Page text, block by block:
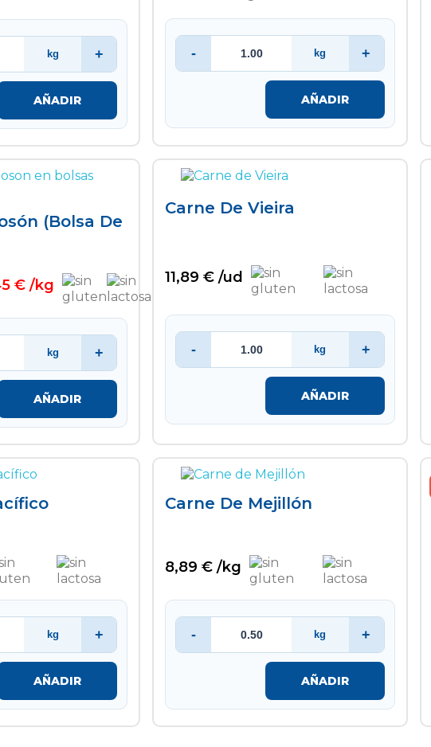
kg +
AÑADIR
- kg +
AÑADIR
(bolsa De
€ /kg
kg +
AÑADIR
Carne De Vieira
11,89 € /ud
- kg +
AÑADIR
kg +
AÑADIR
Carne De Mejillón
8,89 € /kg
- kg +
AÑADIR